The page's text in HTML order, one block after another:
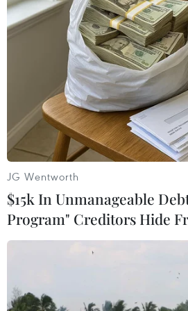
thân và cộng đồng, người
biện pháp phòng ngừa bệnh
ngành y tế khuyến cáo./.
JG Wentworth
$15k In Unmanageable
Program" Creditors Hide